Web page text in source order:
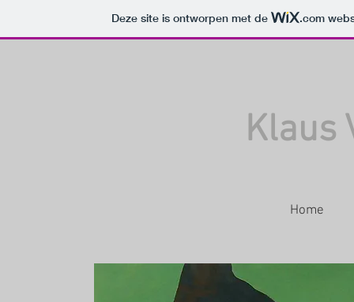
Deze site is ontworpen met de .com
Klaus
Home